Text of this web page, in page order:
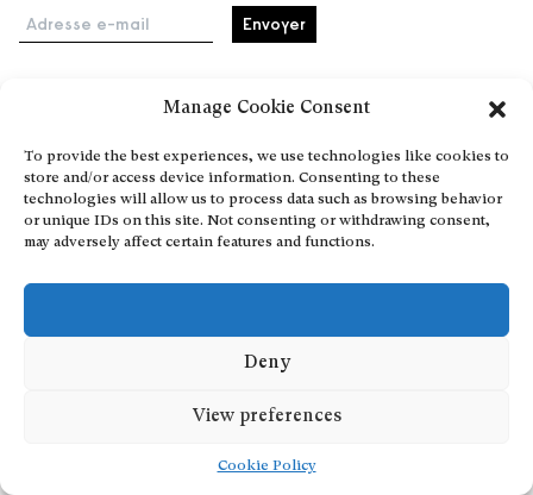
Manage Cookie Consent
To provide the best experiences, we use technologies like cookies to
store and/or access device information. Consenting to these
technologies will allow us to process data such as browsing behavior
or unique IDs on this site. Not consenting or withdrawing consent,
may adversely affect certain features and functions.
Deny
View preferences
Cookie Policy
Adresse e-mail
Événements
À propos
Partenaires
Conditions générales
Confidentialité et cookies
Communiquer votre événement